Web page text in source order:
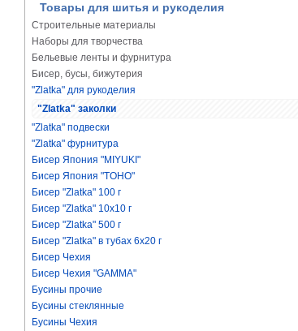
Товары для шитья и рукоделия
Строительные материалы
Наборы для творчества
Бельевые ленты и фурнитура
Бисер, бусы, бижутерия
"Zlatka" для рукоделия
"Zlatka" заколки
"Zlatka" подвески
"Zlatka" фурнитура
Бисер Япония "MIYUKI"
Бисер Япония "TOHO"
Бисер "Zlatka" 100 г
Бисер "Zlatka" 10х10 г
Бисер "Zlatka" 500 г
Бисер "Zlatka" в тубах 6х20 г
Бисер Чехия
Бисер Чехия "GAMMA"
Бусины прочие
Бусины стеклянные
Бусины Чехия